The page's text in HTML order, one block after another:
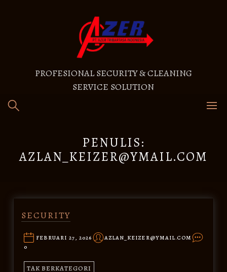
PROFESIONAL SECURITY & CLEANING
SERVICE SOLUTION
PENULIS:
AZLAN_KEIZER@YMAIL.COM
SECURITY
FEBRUARI 27, 2026
AZLAN_KEIZER@YMAIL.COM
0
TAK BERKATEGORI